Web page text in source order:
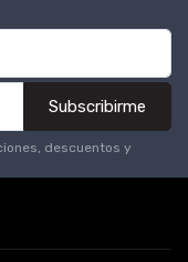
Subscribirme
descuentos y